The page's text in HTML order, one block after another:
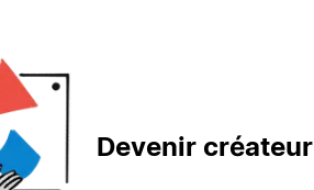
Devenir créateur